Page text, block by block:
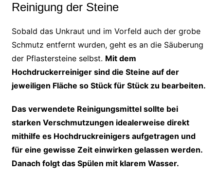
Reinigung der Steine
Sobald das Unkraut und im Vorfeld auch der grobe
Schmutz entfernt wurden, geht es an die Säuberung
der Pflastersteine selbst. Mit dem
Hochdruckerreiniger sind die Steine auf der
jeweiligen Fläche so Stück für Stück zu bearbeiten.
Das verwendete Reinigungsmittel sollte bei
starken Verschmutzungen idealerweise direkt
mithilfe es Hochdruckreinigers aufgetragen und
für eine gewisse Zeit einwirken gelassen werden.
Danach folgt das Spülen mit klarem Wasser.